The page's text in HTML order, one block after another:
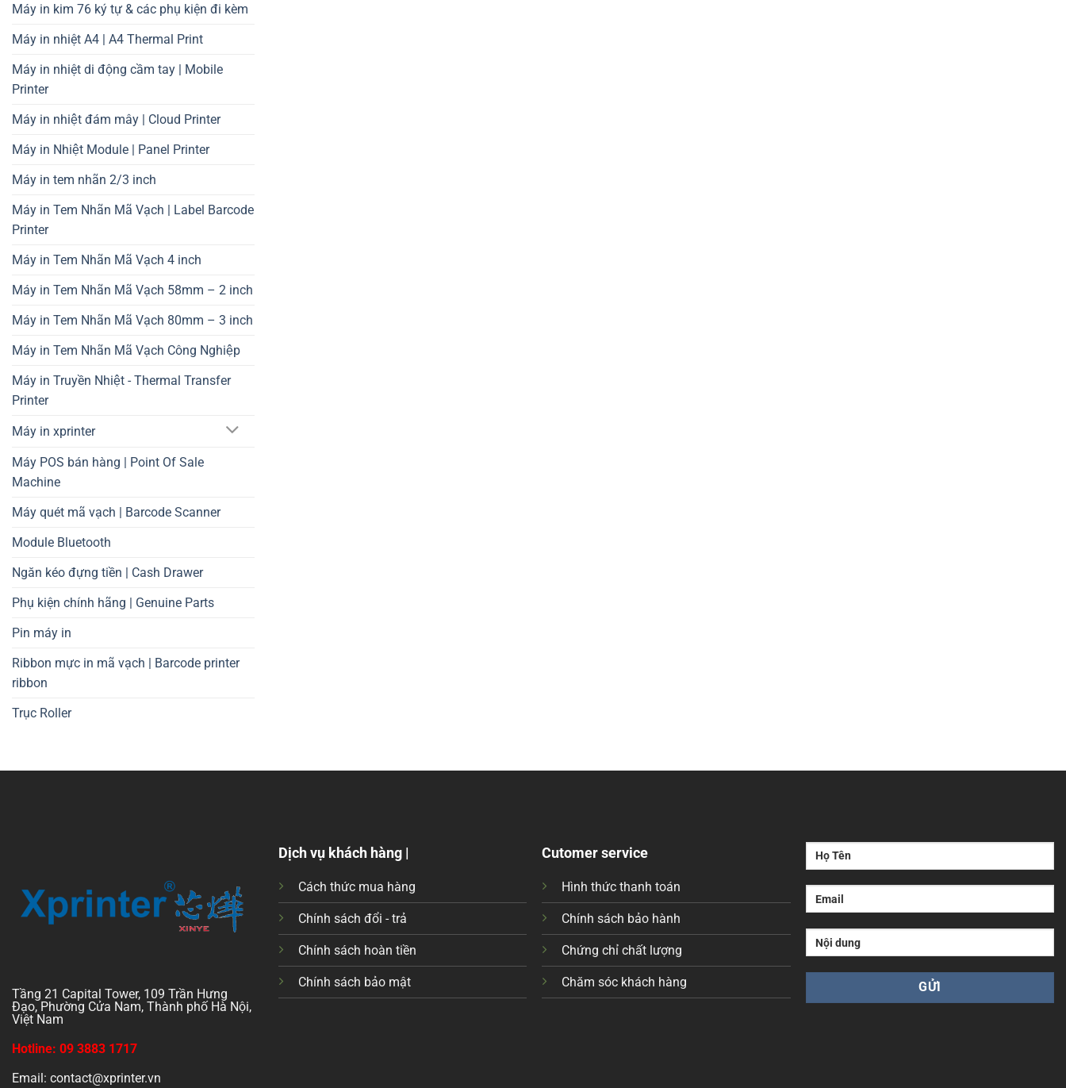
Máy in kim 76 ký tự & các phụ kiện đi kèm
Máy in nhiệt A4 | A4 Thermal Print
Máy in nhiệt di động cầm tay | Mobile
Printer
Máy in nhiệt đám mây | Cloud Printer
Máy in Nhiệt Module | Panel Printer
Máy in tem nhãn 2/3 inch
Máy in Tem Nhãn Mã Vạch | Label Barcode
Printer
Máy in Tem Nhãn Mã Vạch 4 inch
Máy in Tem Nhãn Mã Vạch 58mm – 2 inch
Máy in Tem Nhãn Mã Vạch 80mm – 3 inch
Máy in Tem Nhãn Mã Vạch Công Nghiệp
Máy in Truyền Nhiệt - Thermal Transfer
Printer
Máy in xprinter
Máy POS bán hàng | Point Of Sale
Machine
Máy quét mã vạch | Barcode Scanner
Module Bluetooth
Ngăn kéo đựng tiền | Cash Drawer
Phụ kiện chính hãng | Genuine Parts
Pin máy in
Ribbon mực in mã vạch | Barcode printer
ribbon
Trục Roller
Tầng 21 Capital Tower, 109 Trần Hưng
Đạo, Phường Cửa Nam, Thành phố Hà Nội,
Việt Nam
Hotline: 09 3883 1717
Email: contact@xprinter.vn
Dịch vụ khách hàng |
Cách thức mua hàng
Chính sách đổi - trả
Chính sách hoàn tiền
Chính sách bảo mật
Cutomer service
Hình thức thanh toán
Chính sách bảo hành
Chứng chỉ chất lượng
Chăm sóc khách hàng